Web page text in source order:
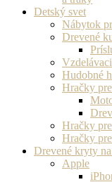
Detský svet
Nábytok
Drevené
Hudobné
Hračky
Hračky
Hračky
Drevené kryty
Apple